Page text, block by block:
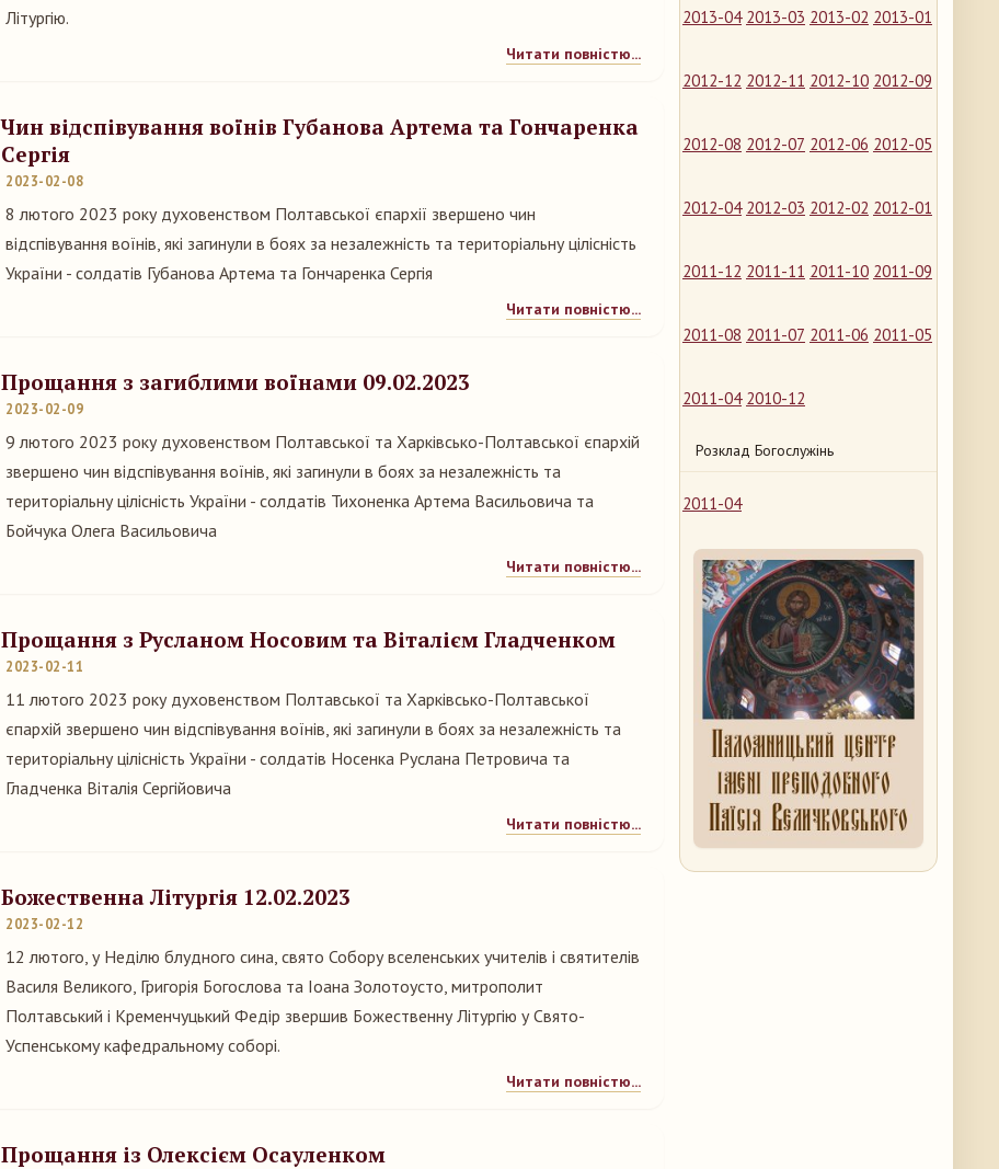
2013-04 2013-03 2013-02 2013-01
2012-12 2012-11 2012-10 2012-09
2012-08 2012-07 2012-06 2012-05
2012-04 2012-03 2012-02 2012-01
2011-12 2011-11 2011-10 2011-09
2011-08 2011-07 2011-06 2011-05
2011-04 2010-12
Розклад Богослужінь
2011-04
Літургію.
Читати повністю...
Чин відспівування воїнів Губанова Артема та Гончаренка
Сергія
2023-02-08
8 лютого 2023 року духовенством Полтавської єпархії звершено чин
відспівування воїнів, які загинули в боях за незалежність та територіальну цілісність
України - солдатів Губанова Артема та Гончаренка Сергія
Читати повністю...
Прощання з загиблими воїнами 09.02.2023
2023-02-09
9 лютого 2023 року духовенством Полтавської та Харківсько-Полтавської єпархій
звершено чин відспівування воїнів, які загинули в боях за незалежність та
територіальну цілісність України - солдатів Тихоненка Артема Васильовича та
Бойчука Олега Васильовича
Читати повністю...
Прощання з Русланом Носовим та Віталієм Гладченком
2023-02-11
11 лютого 2023 року духовенством Полтавської та Харківсько-Полтавської
єпархій звершено чин відспівування воїнів, які загинули в боях за незалежність та
територіальну цілісність України - солдатів Носенка Руслана Петровича та
Гладченка Віталія Сергійовича
Читати повністю...
Божественна Літургія 12.02.2023
2023-02-12
12 лютого, у Неділю блудного сина, свято Собору вселенських учителів і святителів
Василя Великого, Григорія Богослова та Іоана Золотоусто, митрополит
Полтавський і Кременчуцький Федір звершив Божественну Літургію у Свято-
Успенському кафедральному соборі.
Читати повністю...
Прощання із Олексієм Осауленком